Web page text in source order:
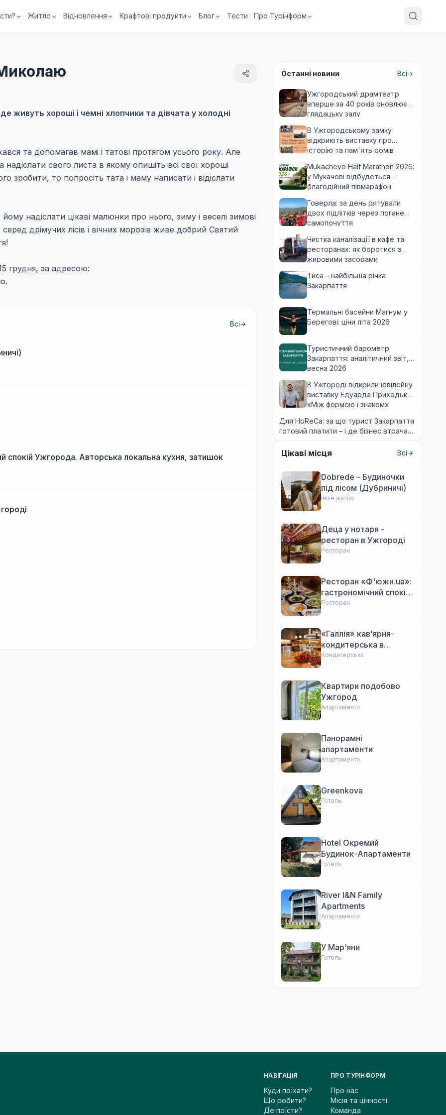
Житло Відновлення Крафтові продукти Блог Тести Про Турінформ
живуть хороші і чемні хлопчики та дівчата у холодні
та допомагав мамі і татові протягом усього року. Але
свого листа в якому опишіть всі свої хороші
то попросіть тата і маму написати і відіслати
надіслати цікаві малюнки про нього, зиму і веселі зимові
дрімучих лісів і вічних морозів живе добрий Святий
грудня, за адресою:
Всі
спокій Ужгорода. Авторська локальна кухня, затишок
Останні новини Всі
Ужгородський драмтеатр
вперше за 40 років оновлює
глядацьку залу
В Ужгородському замку
відкриють виставку про
історію та пам'ять ромів
Mukachevo Half Marathon 2026:
у Мукачеві відбудеться
благодійний півмарафон
Говерла: за день рятували
двох підлітків через погане
самопочуття
Чистка каналізації в кафе та
ресторанах: як боротися з
жировими засорами
Тиса – найбільша річка
Закарпаття
Термальні басейни Магнум у
Берегові: ціни літа 2026
Туристичний барометр
Закарпаття: аналітичний звіт,
весна 2026
В Ужгороді відкрили ювілейну
виставку Едуарда Приходька
«Між формою і знаком»
Для HoReCa: за що турист Закарпаття
готовий платити – і де бізнес втрачає
Цікаві місця Всі
Dobrede – Будиночки
під лісом (Дубриничі)
Інше житло
Деца у нотаря -
ресторан в Ужгороді
Ресторан
Ресторан «Ф'южн.ua»:
гастрономічний спокій
Ужгорода. Авторська
Ресторан
«Галлія» кав’ярня-
кондитерська в
Ужгороді
Кондитерська
Квартири подобово
Ужгород
Апартаменти
Панорамні
апартаменти
Апартаменти
Greenkova
Готель
Hotel Окремий
Будинок-Апартаменти
Готель
River I&N Family
Apartments
Апартаменти
У Марʼяни
Готель
НАВІГАЦІЯ
Куди поїхати?
Що робити?
Де поїсти?
ПРО ТУРІНФОРМ
Про нас
Місія та цінності
Команда